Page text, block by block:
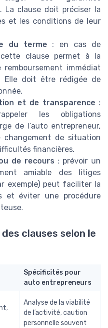
La clause doit préciser la
et les conditions de leur
du terme : en cas de
clause permet à la
immédiat
doit être rédigée de
et de transparence :
les obligations
de l’auto entrepreneur,
de situation
financières.
de recours : prévoir un
amiable des litiges
exemple) peut faciliter la
et éviter une procédure
clauses selon le
Spécificités pour
auto entrepreneurs
Analyse de la viabilité
de l’activité, caution
personnelle souvent